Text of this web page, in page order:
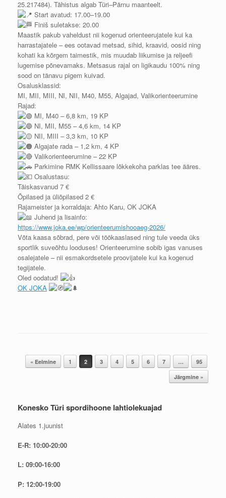
25.217484). Tähistus algab Türi–Pärnu maanteelt.
Start avatud: 17.00–19.00
Finiš suletakse: 20.00
Maastik pakub vaheldust nii kogenud orienteerujatele kui ka
harrastajatele – ees ootavad metsad, sihid, kraavid, oosid ning
kohati ka kõrgem taimestik, mis muudab liikumise ja reljeefi
lugemise põnevamaks. Metsasus rajal on ligikaudu 100% ning
sood on tänavu pigem kuivad.
Osalusklassid:
MI, MII, MIII, NI, NII, M40, M55, Algajad, Valikorienteerumine
Rajad:
MI, M40 – 6,8 km, 19 KP
NI, MII, M55 – 4,6 km, 14 KP
NII, MIII – 3,3 km, 10 KP
Algajate rada – 1,2 km, 4 KP
Valikorienteerumine – 22 KP
Parkimine RMK Kellissaare lõkkekoha parklas tee ääres.
Osalustasu:
Täiskasvanud 7 €
Õpilased ja üliõpilased 2 €
Rajameister ja korraldaja: Ahto Karu, OK JOKA
Juhend ja lisainfo:
https://www.joka.ee/wp/orienteerumishooaeg-2026/
Võta kaasa sõbrad, pere või töökaaslased ning tule veeda üks
sportlik suveõhtu looduses! Orienteerumine sobib igas vanuses
osalejatele – nii esmakordsetele proovijatele kui ka kogenud
tegijatele.
Oled oodatud!
OK JOKA
Post navigation
« Eelmine 1 2 3 4 5 6 7 …
95
Järgmine »
Konesko Türi spordihoone lahtiolekuajad
Alates 1.juunist
E-R: 10:00-20:00
L: 09:00-16:00
P: 12:00-19:00